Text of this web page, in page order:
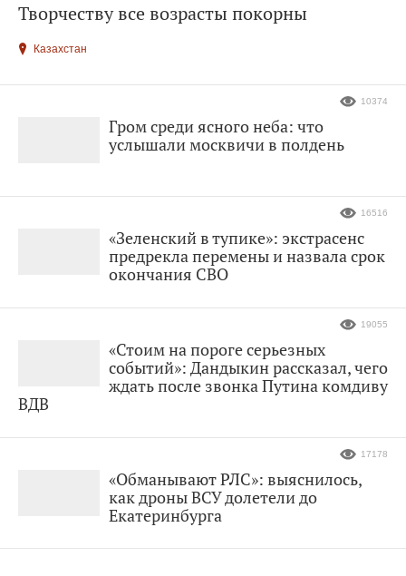
Творчеству все возрасты покорны
Казахстан
Гром среди ясного неба: что
услышали москвичи в полдень
10374
«Зеленский в тупике»: экстрасенс
предрекла перемены и назвала срок
окончания СВО
16516
«Стоим на пороге серьезных
событий»: Дандыкин рассказал, чего
ждать после звонка Путина комдиву
ВДВ
19055
«Обманывают РЛС»: выяснилось,
как дроны ВСУ долетели до
Екатеринбурга
17178